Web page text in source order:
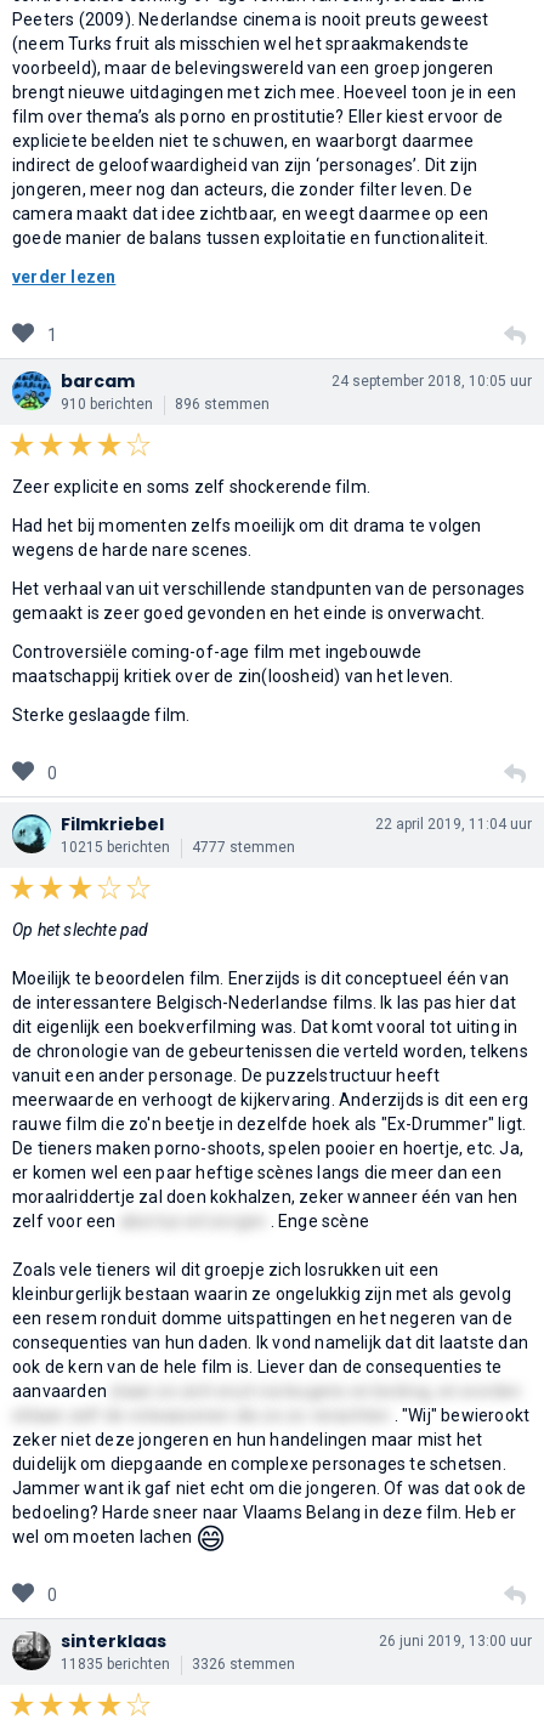
Peeters (2009). Nederlandse cinema is nooit preuts geweest
(neem Turks fruit als misschien wel het spraakmakendste
voorbeeld), maar de belevingswereld van een groep jongeren
brengt nieuwe uitdagingen met zich mee. Hoeveel toon je in een
film over thema’s als porno en prostitutie? Eller kiest ervoor de
expliciete beelden niet te schuwen, en waarborgt daarmee
indirect de geloofwaardigheid van zijn ‘personages’. Dit zijn
jongeren, meer nog dan acteurs, die zonder filter leven. De
camera maakt dat idee zichtbaar, en weegt daarmee op een
goede manier de balans tussen exploitatie en functionaliteit.
verder lezen
1
barcam
910 berichten 896 stemmen
24 september 2018, 10:05 uur
Zeer explicite en soms zelf shockerende film.
Had het bij momenten zelfs moeilijk om dit drama te volgen
wegens de harde nare scenes.
Het verhaal van uit verschillende standpunten van de personages
gemaakt is zeer goed gevonden en het einde is onverwacht.
Controversiële coming-of-age film met ingebouwde
maatschappij kritiek over de zin(loosheid) van het leven.
Sterke geslaagde film.
0
Filmkriebel
10215 berichten 4777 stemmen
22 april 2019, 11:04 uur
Op het slechte pad
Moeilijk te beoordelen film. Enerzijds is dit conceptueel één van
de interessantere Belgisch-Nederlandse films. Ik las pas hier dat
dit eigenlijk een boekverfilming was. Dat komt vooral tot uiting in
de chronologie van de gebeurtenissen die verteld worden, telkens
vanuit een ander personage. De puzzelstructuur heeft
meerwaarde en verhoogt de kijkervaring. Anderzijds is dit een erg
rauwe film die zo'n beetje in dezelfde hoek als "Ex-Drummer" ligt.
De tieners maken porno-shoots, spelen pooier en hoertje, etc. Ja,
er komen wel een paar heftige scènes langs die meer dan een
moraalriddertje zal doen kokhalzen, zeker wanneer één van hen
zelf voor een
. Enge scène
Zoals vele tieners wil dit groepje zich losrukken uit een
kleinburgerlijk bestaan waarin ze ongelukkig zijn met als gevolg
een resem ronduit domme uitspattingen en het negeren van de
consequenties van hun daden. Ik vond namelijk dat dit laatste dan
ook de kern van de hele film is. Liever dan de consequenties te
aanvaarden
. "Wij" bewierookt
zeker niet deze jongeren en hun handelingen maar mist het
duidelijk om diepgaande en complexe personages te schetsen.
Jammer want ik gaf niet echt om die jongeren. Of was dat ook de
bedoeling? Harde sneer naar Vlaams Belang in deze film. Heb er
wel om moeten lachen 😄
0
sinterklaas
11835 berichten 3326 stemmen
26 juni 2019, 13:00 uur